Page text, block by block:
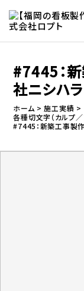
#7445：
社ニシハラ
ホーム
施工実績
各種切文字（カルプ
#7445：新築工事製